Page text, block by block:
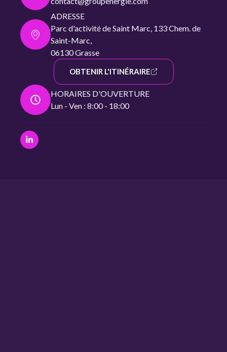
ADRESSE
Parc d'activité de Saint Marc, 133 Chem. de
Saint-Marc,
06130 Grasse
OBTENIR L'ITINÉRAIRE
HORAIRES D'OUVERTURE
Lun - Ven : 8:00 - 18:00